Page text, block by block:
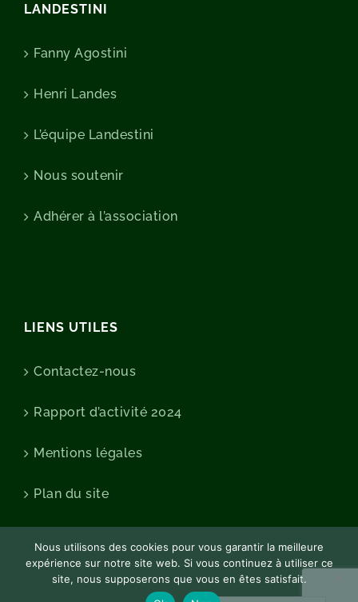
LANDESTINI
Fanny Agostini
Henri Landes
L’équipe Landestini
Nous soutenir
Adhérer à l’association
LIENS UTILES
Contactez-nous
Rapport d’activité 2024
Mentions légales
Plan du site
Nous utilisons des cookies pour vous garantir la meilleure
expérience sur notre site web. Si vous continuez à utiliser ce
site, nous supposerons que vous en êtes satisfait.